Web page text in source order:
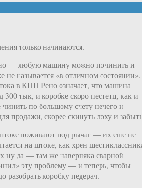
только начинаются.
— любую машину можно починить и
не называется «в отличном состоянии».
в КПП Рено означает, что машина
300 тык, и коробке скоро пестетц, как и
по большому счету нечего и
продажи, скорее скинуть лоху и
поживают под рычаг — их еще не
на штоке, как хрен
ну да — там же наверняка сварной
эту проблему — и теперь, чтобы
разобрать коробку педерач.